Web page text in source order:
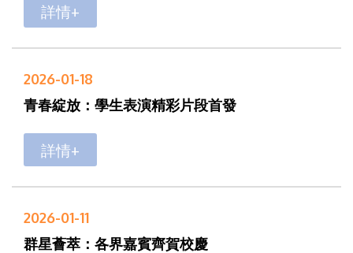
詳情+
2026-01-18
青春綻放：學生表演精彩片段首發
詳情+
2026-01-11
群星薈萃：各界嘉賓齊賀校慶